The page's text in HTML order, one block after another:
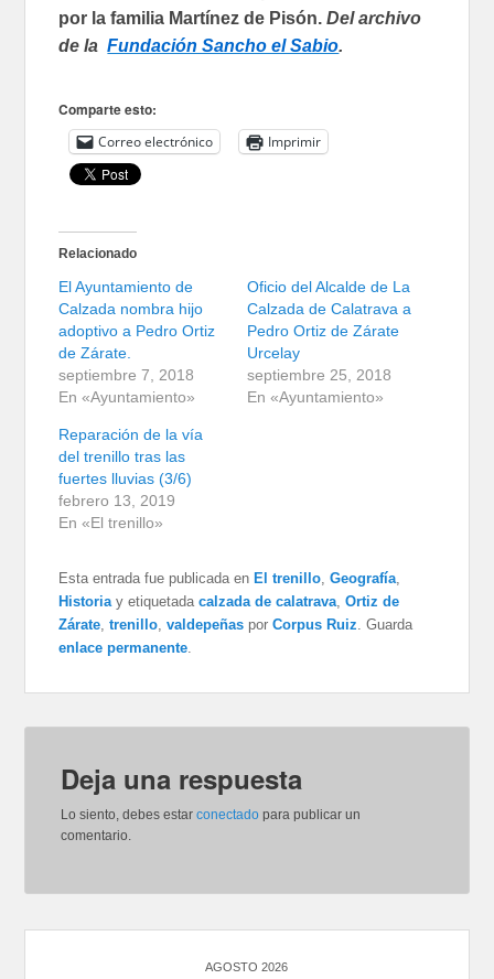
por la familia Martínez de Pisón.Del archivo
de laFundación Sancho el Sabio.
Comparte esto:
Correo electrónico Imprimir
Relacionado
El Ayuntamiento de
Calzada nombra hijo
adoptivo a Pedro Ortiz
de Zárate.
septiembre 7, 2018
En «Ayuntamiento»
Oficio del Alcalde de La
Calzada de Calatrava a
Pedro Ortiz de Zárate
Urcelay
septiembre 25, 2018
En «Ayuntamiento»
Reparación de la vía
del trenillo tras las
fuertes lluvias (3/6)
febrero 13, 2019
En «El trenillo»
Esta entrada fue publicada enEl trenillo ,Geografía
Historia y etiquetadacalzada de calatrava ,Ortiz de
Zárate ,trenillo ,valdepeñas porCorpus Ruiz . Guarda
enlace permanente
Deja una respuesta
Lo siento, debes estarconectado para publicar un
comentario.
AGOSTO 2026